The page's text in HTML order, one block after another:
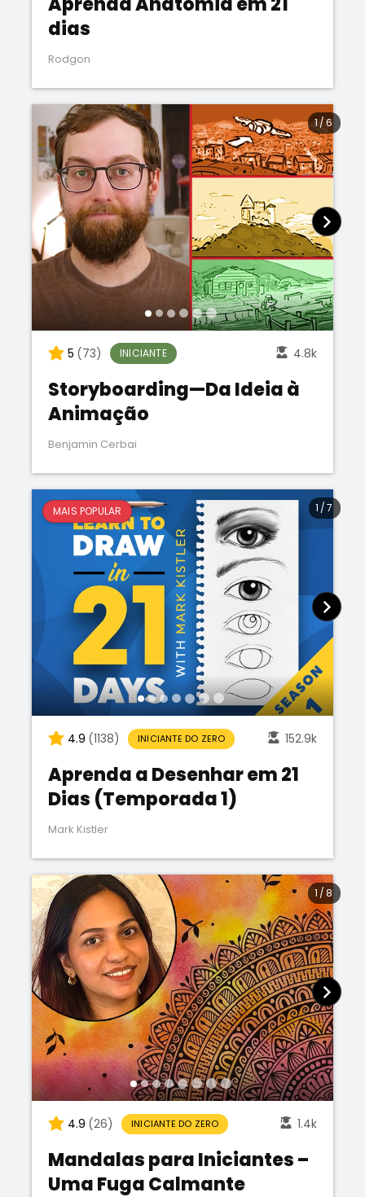
dias
Rodgon
5 (73) INICIANTE 4.8k
Storyboarding—Da Ideia à
Animação
Benjamin Cerbai
1/6
MAIS POPULAR
4.9 (1138) INICIANTE DO ZERO 152.9k
Aprenda a Desenhar em 21
Dias (Temporada 1)
Mark Kistler
1 /7
4.9 (26) INICIANTE DO ZERO 1.4k
Mandalas para Iniciantes –
Uma Fuga Calmante
1 /8